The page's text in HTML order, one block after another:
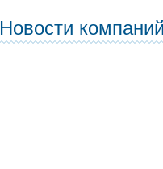
Новости компаний